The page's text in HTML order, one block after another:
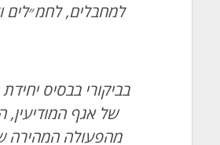
למחבלים, לחמ״לים
בביקורי בבסיס
של אגף
מהפעולה המהירה